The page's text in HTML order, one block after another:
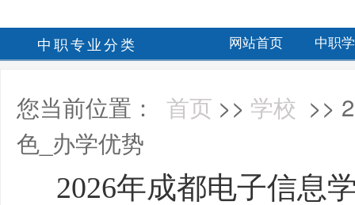
中职专业分类 网站首页 中职
您当前位置： 首页 >> 学校 >>
色_办学优势
2026年成都电子信息